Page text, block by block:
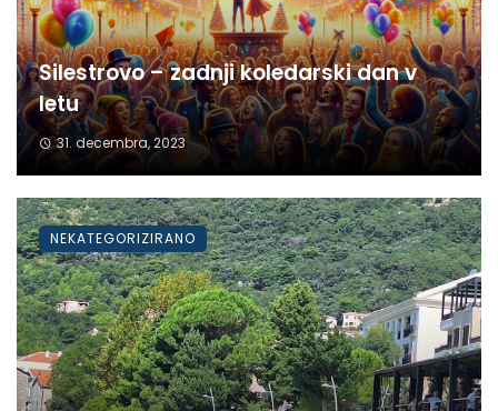
Silestrovo – zadnji koledarski dan v
letu
31. decembra, 2023
NEKATEGORIZIRANO